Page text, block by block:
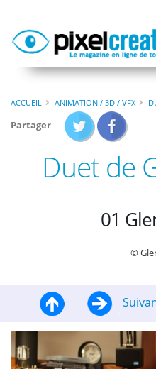
ACCUEIL ANIMATION / 3D / VFX
Partager
Duet de
01
©